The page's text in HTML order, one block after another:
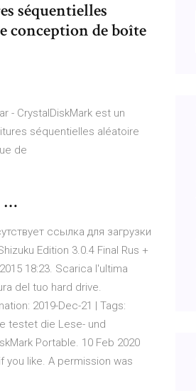
séquentielles
conception de boîte
- CrystalDiskMark est un
séquentielles aléatoire
de
…
ссылка для загрузки
Edition 3.0.4 Final Rus +
18:23. Scarica l'ultima
del tuo hard drive.
2019-Dec-21 | Tags:
testet die Lese- und
Portable. 10 Feb 2020
like. A permission was